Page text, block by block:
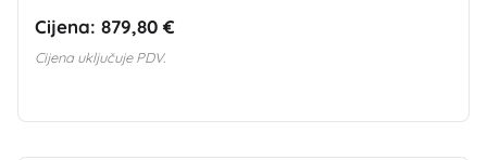
Cijena: 879,80 €
Cijena uključuje PDV.